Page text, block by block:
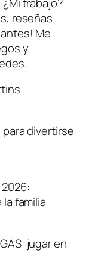
reseñas
Me
y
divertirse
familia
jugar en